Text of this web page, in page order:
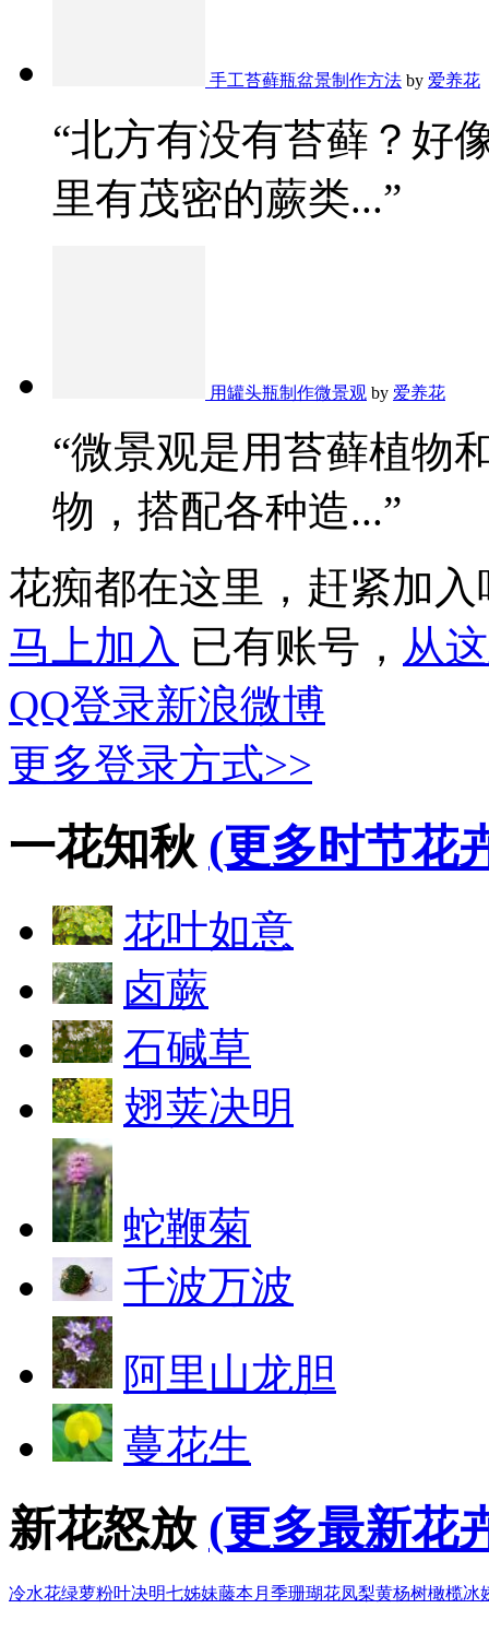
手工苔藓瓶盆景制作方法 by 爱养花
“北方有没有苔藓？好
里有茂密的蕨类...”
用罐头瓶制作微景观 by 爱养花
“微景观是用苔藓植物
物，搭配各种造...”
花痴都在这里，赶紧加入
马上加入 已有账号， 从
QQ登录新浪微博
更多登录方式>>
一花知秋 (更多时节花
花叶如意
卤蕨
石碱草
翅荚决明
蛇鞭菊
千波万波
阿里山龙胆
蔓花生
新花怒放 (更多最新花
冷水花绿萝粉叶决明七姊妹藤本月季珊瑚花凤梨黄杨树橄榄冰